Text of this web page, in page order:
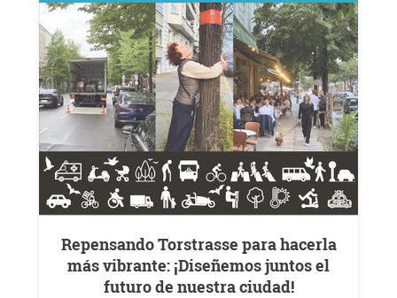
Repensando Torstrasse para hacerla
más vibrante: ¡Diseñemos juntos el
futuro de nuestra ciudad!